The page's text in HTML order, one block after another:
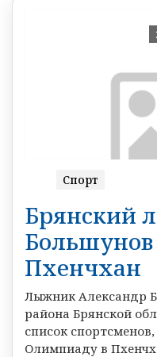
Спорт
Брянский
Большунов
Пхенчхан
Лыжник Александр
района Брянской
список
Олимпиаду в